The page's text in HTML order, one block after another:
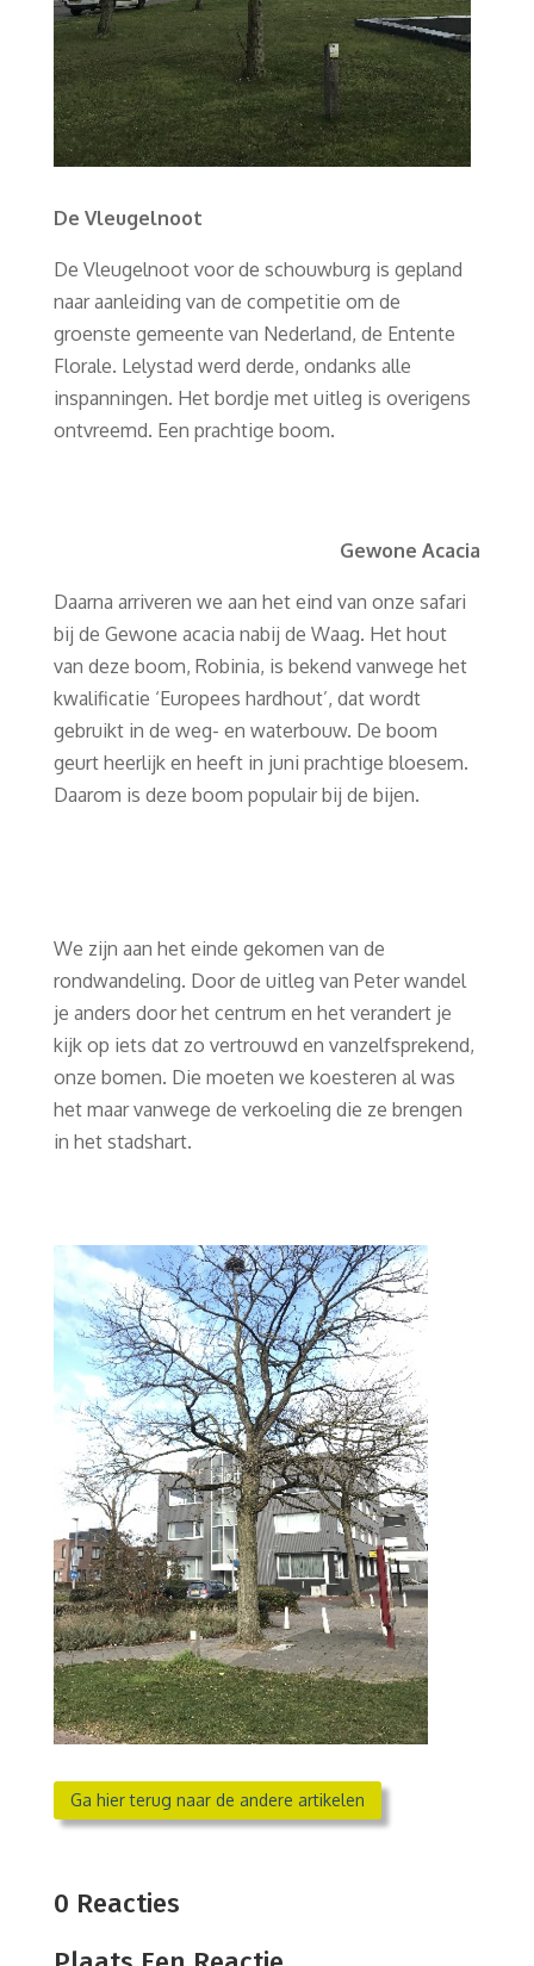
De Vleugelnoot
De Vleugelnoot voor de schouwburg is gepland
naar aanleiding van de competitie om de
groenste gemeente van Nederland, de Entente
Florale. Lelystad werd derde, ondanks alle
inspanningen. Het bordje met uitleg is overigens
ontvreemd. Een prachtige boom.
Gewone Acacia
Daarna arriveren we aan het eind van onze safari
bij de Gewone acacia nabij de Waag. Het hout
van deze boom, Robinia, is bekend vanwege het
kwalificatie ‘Europees hardhout’, dat wordt
gebruikt in de weg- en waterbouw. De boom
geurt heerlijk en heeft in juni prachtige bloesem.
Daarom is deze boom populair bij de bijen.
We zijn aan het einde gekomen van de
rondwandeling. Door de uitleg van Peter wandel
je anders door het centrum en het verandert je
kijk op iets dat zo vertrouwd en vanzelfsprekend,
onze bomen. Die moeten we koesteren al was
het maar vanwege de verkoeling die ze brengen
in het stadshart.
Ga hier terug naar de andere artikelen
0 Reacties